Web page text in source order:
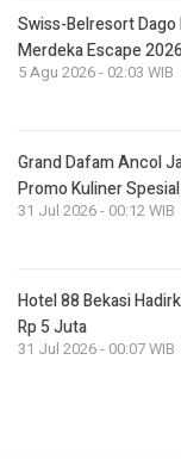
Swiss-Belresort
Merdeka Escape 2026
5 Agu 2026 - 02:03 WIB
Grand Dafam Ancol
Promo Kuliner
31 Jul 2026 - 00:12 WIB
Hotel 88 Bekasi
Rp 5 Juta
31 Jul 2026 - 00:07 WIB